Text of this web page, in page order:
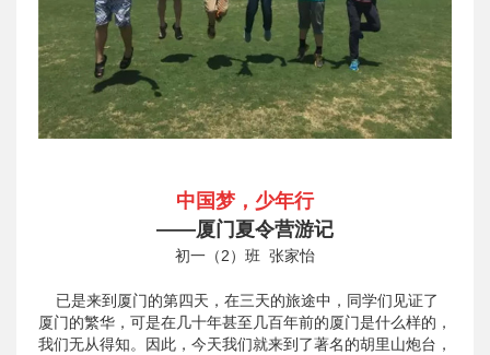
中国梦，少年行
——厦门夏令营游记
初一（2）班 张家怡
已是来到厦门的第四天，在三天的旅途中，同学们见证了
厦门的繁华，可是在几十年甚至几百年前的厦门是什么样的，
我们无从得知。因此，今天我们就来到了著名的胡里山炮台，